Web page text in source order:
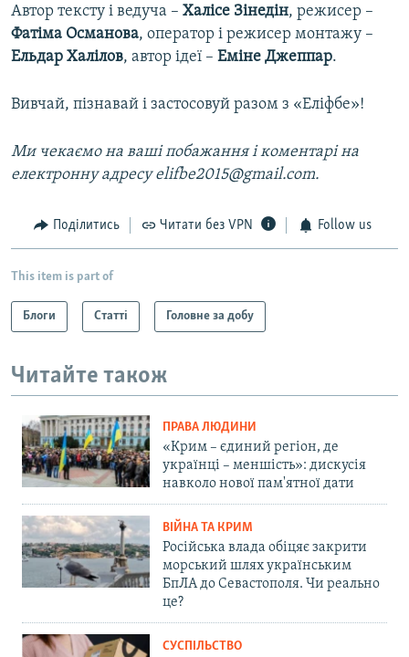
Автор тексту і ведуча – Халісе Зінедін, режисер –
Фатіма Османова, оператор і режисер монтажу –
Ельдар Халілов, автор ідеї – Еміне Джеппар.
Вивчай, пізнавай і застосовуй разом з «Еліфбе»!
Ми чекаємо на ваші побажання і коментарі на
електронну адресу elifbe2015@gmail.com.
Поділитись Читати без VPN Follow us
This item is part of
Блоги Статті Головне за добу
Читайте також
ПРАВА ЛЮДИНИ
«Крим – єдиний регіон, де
українці – меншість»: дискусія
навколо нової пам'ятної дати
ВІЙНА ТА КРИМ
Російська влада обіцяє закрити
морський шлях українським
БпЛА до Севастополя. Чи реально
це?
СУСПІЛЬСТВО